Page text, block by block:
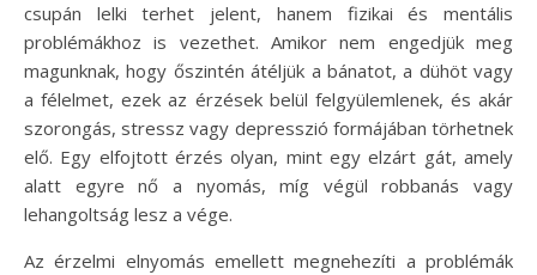
csupán lelki terhet jelent, hanem fizikai és mentális
problémákhoz is vezethet. Amikor nem engedjük meg
magunknak, hogy őszintén átéljük a bánatot, a dühöt vagy
a félelmet, ezek az érzések belül felgyülemlenek, és akár
szorongás, stressz vagy depresszió formájában törhetnek
elő. Egy elfojtott érzés olyan, mint egy elzárt gát, amely
alatt egyre nő a nyomás, míg végül robbanás vagy
lehangoltság lesz a vége.
Az érzelmi elnyomás emellett megnehezíti a problémák